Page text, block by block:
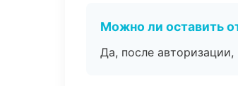
Можно ли оставить
Да, после